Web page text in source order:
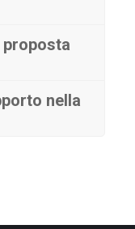
nella